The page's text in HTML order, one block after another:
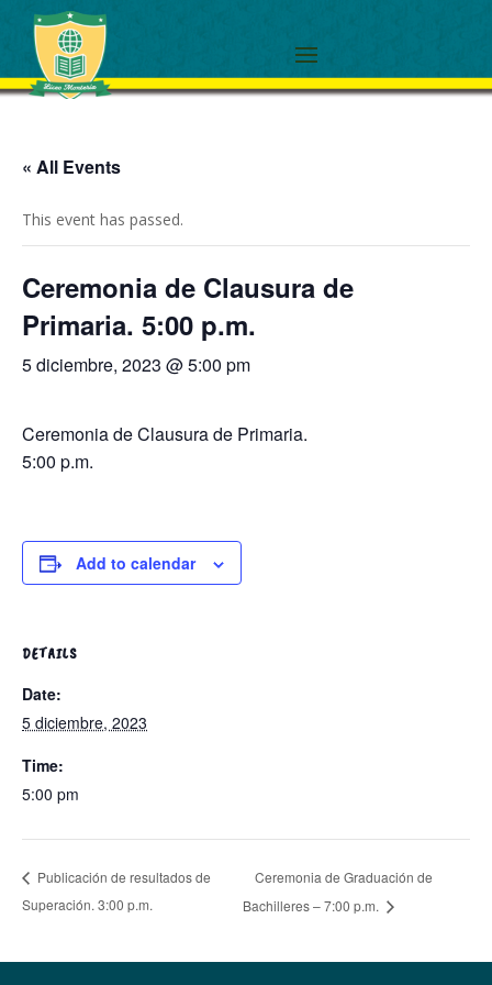
« All Events
This event has passed.
Ceremonia de Clausura de
Primaria. 5:00 p.m.
5 diciembre, 2023 @ 5:00 pm
Ceremonia de Clausura de Primaria.
5:00 p.m.
Add to calendar
DETAILS
Date:
5 diciembre, 2023
Time:
5:00 pm
Publicación de resultados de
Superación. 3:00 p.m.
Ceremonia de Graduación de
Bachilleres – 7:00 p.m.